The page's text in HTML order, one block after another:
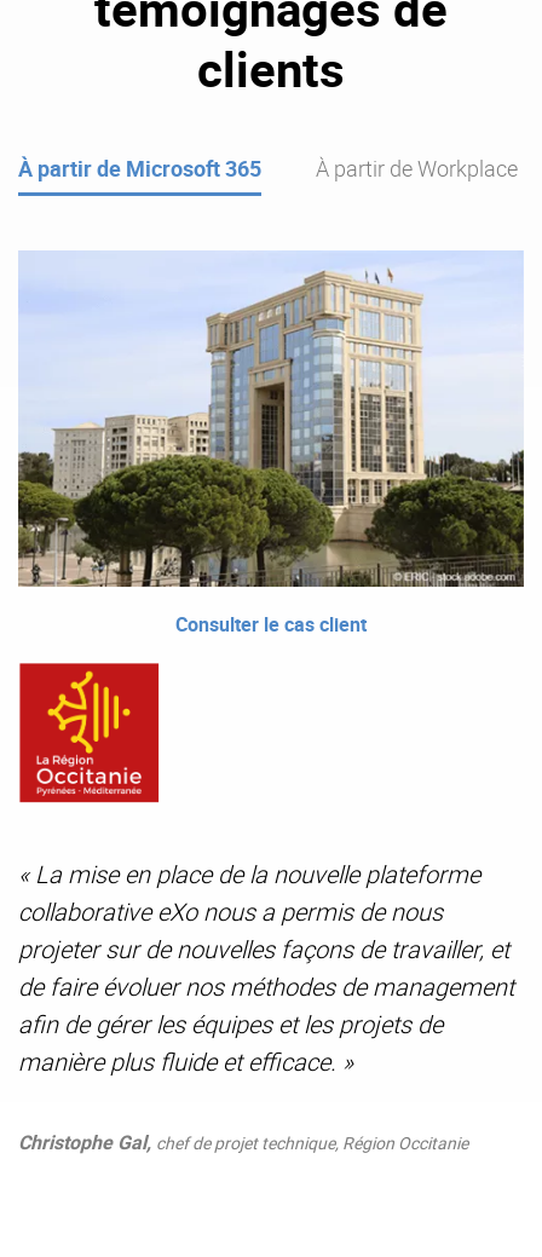
clients
À partir de Microsoft 365 À partir de Workplace
Consulter le cas client
« La mise en place de la nouvelle plateforme
collaborative eXo nous a permis de nous
projeter sur de nouvelles façons de travailler, et
de faire évoluer nos méthodes de management
afin de gérer les équipes et les projets de
manière plus fluide et efficace. »
Christophe Gal, chef de projet technique, Région Occitanie